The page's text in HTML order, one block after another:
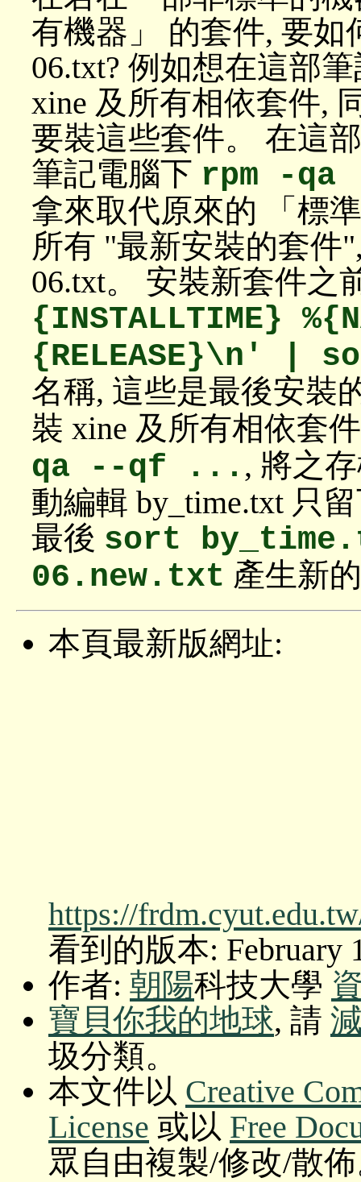
有機器」 的套件, 要如
06.txt? 例如想在這部
xine 及所有相依套件,
要裝這些套件。 在這
筆記電腦下 rpm -
拿來取代原來的 「標
所有 "最新安裝的套件
06.txt。 安裝新套件之
{INSTALLTIME}
{RELEASE}\n' |
名稱, 這些是最後安裝
裝 xine 及所有相依套
qa --qf ... , 將之
動編輯 by_time.txt 只
最後 sort
06.new.txt 產生新
本頁最新版網址:
https://
看到的版本: February
作者: 朝陽科技大學
寶貝你我的地球, 請
圾分類。
本文件以 Creative
License 或以 Free
眾自由複製/修改/散